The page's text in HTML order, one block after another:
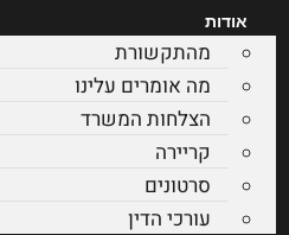
אודות
מהתקשורת
מה אומרים עלינו
הצלחות המשרד
קריירה
סרטונים
עורכי הדין